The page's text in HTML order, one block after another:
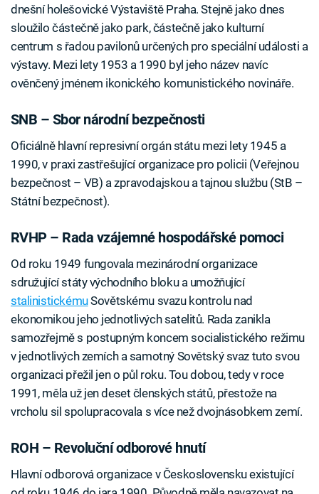
dnešní holešovické Výstaviště Praha. Stejně jako dnes
sloužilo částečně jako park, částečně jako kulturní
centrum s řadou pavilonů určených pro speciální události a
výstavy. Mezi lety 1953 a 1990 byl jeho název navíc
ověnčený jménem ikonického komunistického novináře.
SNB – Sbor národní bezpečnosti
Oficiálně hlavní represivní orgán státu mezi lety 1945 a
1990, v praxi zastřešující organizace pro policii (Veřejnou
bezpečnost – VB) a zpravodajskou a tajnou službu (StB –
Státní bezpečnost).
RVHP – Rada vzájemné hospodářské pomoci
Od roku 1949 fungovala mezinárodní organizace
sdružující státy východního bloku a umožňující
stalinistickémuSovětskému svazu kontrolu nad
ekonomikou jeho jednotlivých satelitů. Rada zanikla
samozřejmě s postupným koncem socialistického režimu
v jednotlivých zemích a samotný Sovětský svaz tuto svou
organizaci přežil jen o půl roku. Tou dobou, tedy v roce
1991, měla už jen deset členských států, přestože na
vrcholu sil spolupracovala s více než dvojnásobkem zemí.
ROH – Revoluční odborové hnutí
Hlavní odborová organizace v Československu existující